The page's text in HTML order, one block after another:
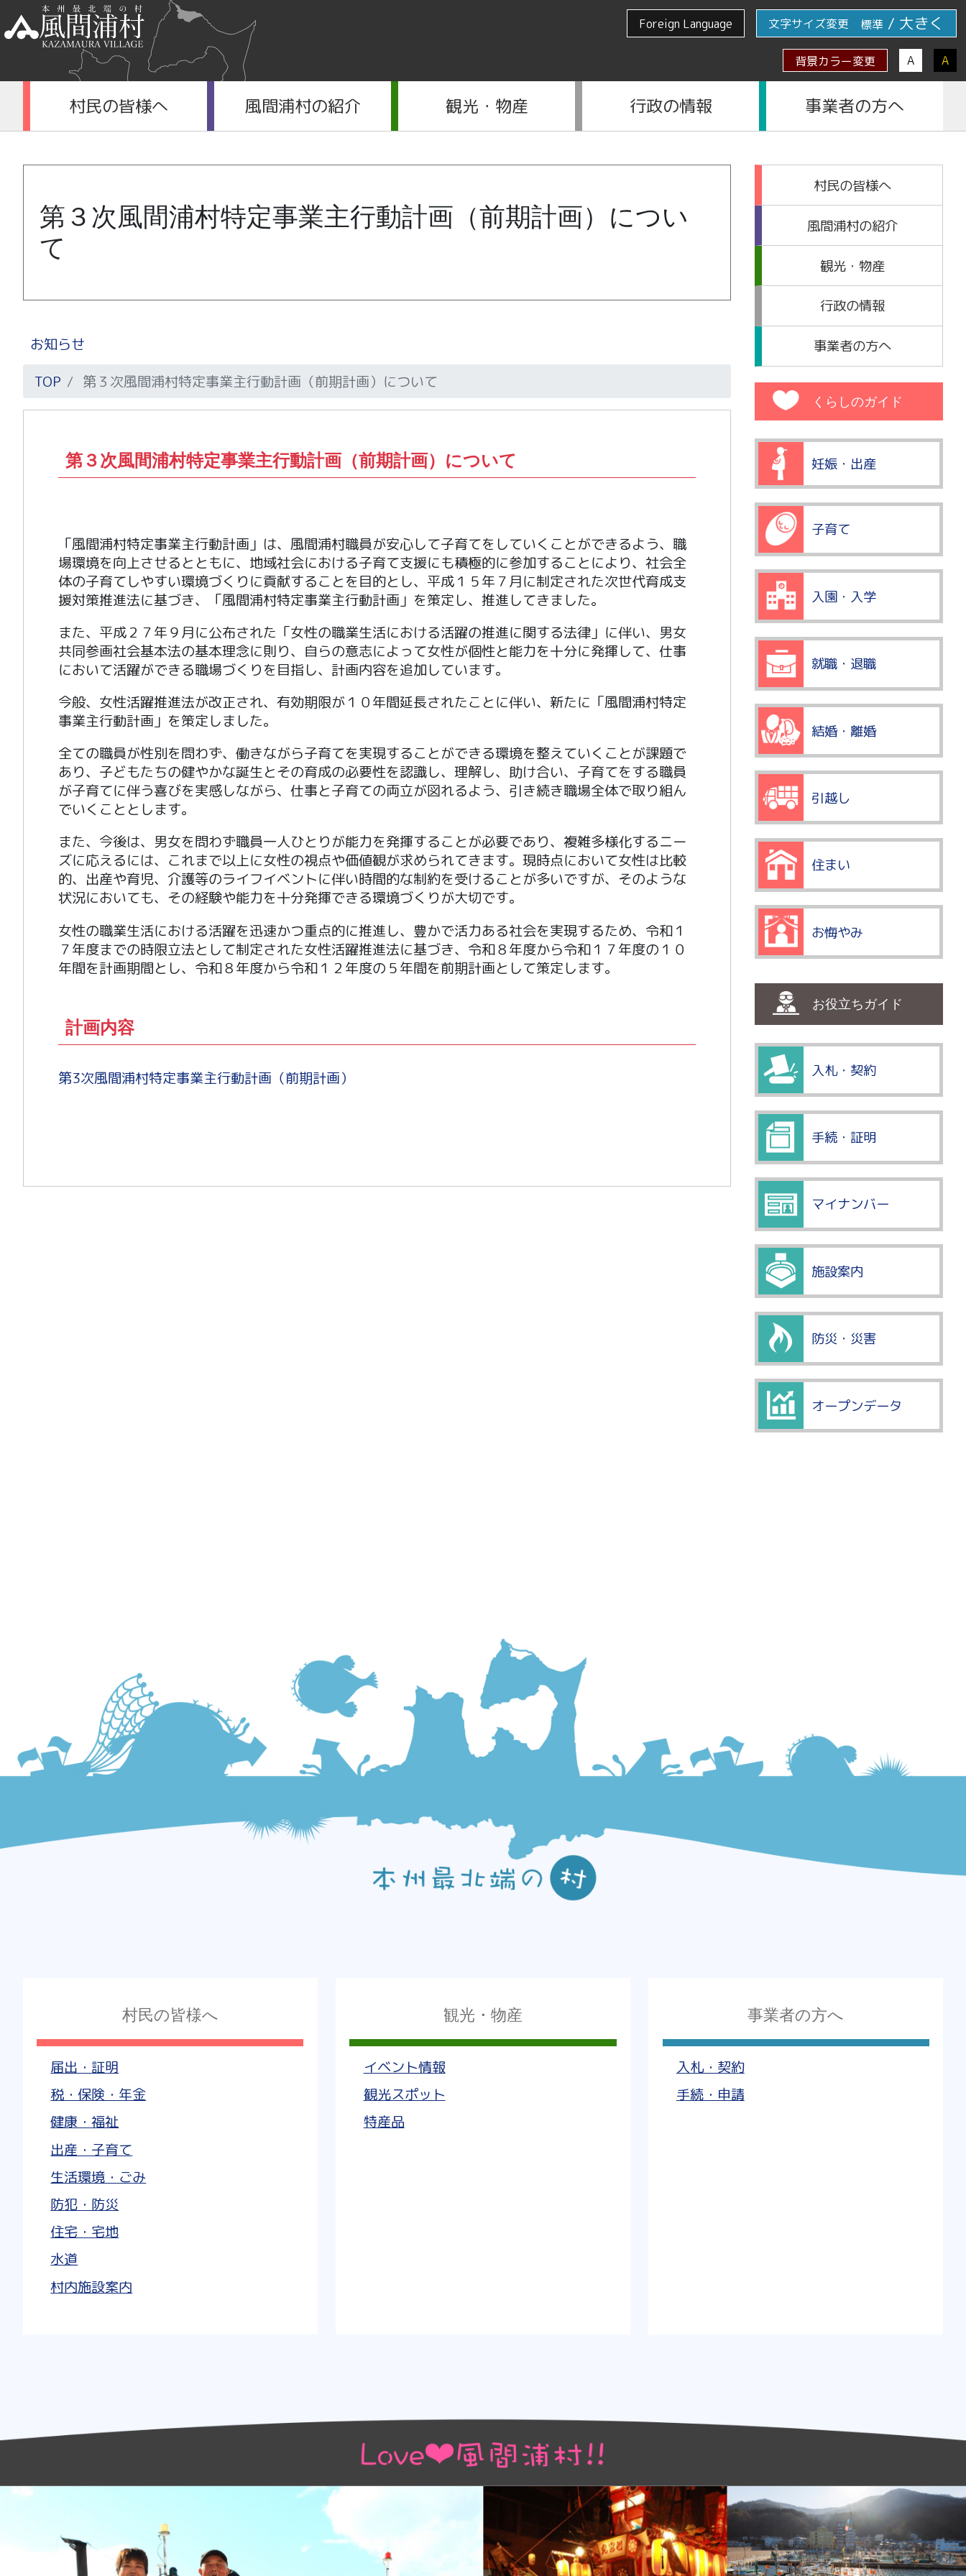
Foreign Language 文字サイズ変更 標準 / 大きく
背景カラー変更 A A
村民の皆様へ 風間浦村の紹介 観光・物産 行政の情報 事業者の方へ
第３次風間浦村特定事業主行動計画（前期計画）につい
て
お知らせ
TOP
第３次風間浦村特定事業主行動計画（前期計画）について
第３次風間浦村特定事業主行動計画（前期計画）について
「風間浦村特定事業主行動計画」は、風間浦村職員が安心して子育てをしていくことができるよう、職
場環境を向上させるとともに、地域社会における子育て支援にも積極的に参加することにより、社会全
体の子育てしやすい環境づくりに貢献することを目的とし、平成１５年７月に制定された次世代育成支
援対策推進法に基づき、「風間浦村特定事業主行動計画」を策定し、推進してきました。
また、平成２７年９月に公布された「女性の職業生活における活躍の推進に関する法律」に伴い、男女
共同参画社会基本法の基本理念に則り、自らの意志によって女性が個性と能力を十分に発揮して、仕事
において活躍ができる職場づくりを目指し、計画内容を追加しています。
今般、女性活躍推進法が改正され、有効期限が１０年間延長されたことに伴い、新たに「風間浦村特定
事業主行動計画」を策定しました。
全ての職員が性別を問わず、働きながら子育てを実現することができる環境を整えていくことが課題で
あり、子どもたちの健やかな誕生とその育成の必要性を認識し、理解し、助け合い、子育てをする職員
が子育てに伴う喜びを実感しながら、仕事と子育ての両立が図れるよう、引き続き職場全体で取り組ん
でいくこととします。
また、今後は、男女を問わず職員一人ひとりが能力を発揮することが必要であり、複雑多様化するニー
ズに応えるには、これまで以上に女性の視点や価値観が求められてきます。現時点において女性は比較
的、出産や育児、介護等のライフイベントに伴い時間的な制約を受けることが多いですが、そのような
状況においても、その経験や能力を十分発揮できる環境づくりが大切です。
女性の職業生活における活躍を迅速かつ重点的に推進し、豊かで活力ある社会を実現するため、令和１
７年度までの時限立法として制定された女性活躍推進法に基づき、令和８年度から令和１７年度の１０
年間を計画期間とし、令和８年度から令和１２年度の５年間を前期計画として策定します。
計画内容
第3次風間浦村特定事業主行動計画（前期計画）
村民の皆様へ
風間浦村の紹介
観光・物産
行政の情報
事業者の方へ
くらしのガイド
妊娠・出産
子育て
入園・入学
就職・退職
結婚・離婚
引越し
住まい
お悔やみ
お役立ちガイド
入札・契約
手続・証明
マイナンバー
施設案内
防災・災害
オープンデータ
村民の皆様へ
届出・証明
税・保険・年金
健康・福祉
出産・子育て
生活環境・ごみ
防犯・防災
住宅・宅地
水道
村内施設案内
観光・物産
イベント情報
観光スポット
特産品
事業者の方へ
入札・契約
手続・申請